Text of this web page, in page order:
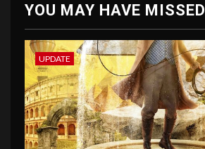
YOU MAY HAVE MISSED
UPDATE